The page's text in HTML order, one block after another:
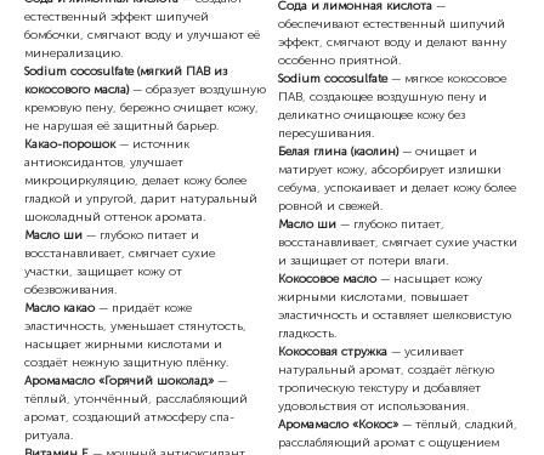
естественный эффект шипучей
бомбочки, смягчают воду и улучшают её
минерализацию.
Sodium cocosulfate (мягкий ПАВ из
кокосового масла)— образует воздушную
кремовую пену, бережно очищает кожу,
не нарушая её защитный барьер.
Какао-порошок— источник
антиоксидантов, улучшает
микроциркуляцию, делает кожу более
гладкой и упругой, дарит натуральный
шоколадный оттенок аромата.
Масло ши — глубоко питает и
восстанавливает, смягчает сухие
участки, защищает кожу от
обезвоживания.
Масло какао— придаёт коже
эластичность, уменьшает стянутость,
насыщает жирными кислотами и
создаёт нежную защитную плёнку.
Аромамасло «Горячий шоколад» —
тёплый, утончённый, расслабляющий
аромат, создающий атмосферу спа-
ритуала.
Сода и лимонная кислота —
обеспечивают естественный шипучий
эффект, смягчают воду и делают ванну
особенно приятной.
Sodium cocosulfate— мягкое кокосовое
ПАВ, создающее воздушную пену и
деликатно очищающее кожу без
пересушивания.
Белая глина (каолин)— очищает и
матирует кожу, абсорбирует излишки
себума, успокаивает и делает кожу более
ровной и свежей.
Масло ши — глубоко питает,
восстанавливает, смягчает сухие участки
и защищает от потери влаги.
Кокосовое масло— насыщает кожу
жирными кислотами, повышает
эластичность и оставляет шелковистую
гладкость.
Кокосовая стружка — усиливает
натуральный аромат, создаёт лёгкую
тропическую текстуру и добавляет
удовольствия от использования.
Аромамасло «Кокос» — тёплый, сладкий,
расслабляющий аромат с ощущением